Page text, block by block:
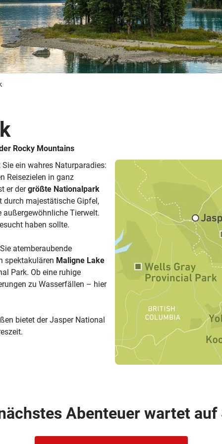
© ShaneMyersPhoto
Busreisen
© Chris Frey
Skireisen
Routen­vorschläge
© Swissmediavision/ ...
CANUSA-Magazin
Reisebüro-Service
Über uns
Rocky Mountains
ein wahres Naturparadies:
Reisezielen in ganz
er dergrößte Nationalpark
majestätische Gipfel,
außergewöhnliche Tierwelt.
haben sollte.
atemberaubende
spektakulären Maligne Lake
Park. Ob eine ruhige
zu Wasserfällen – hier
bietet der Jasper National
Abenteuer wartet auf